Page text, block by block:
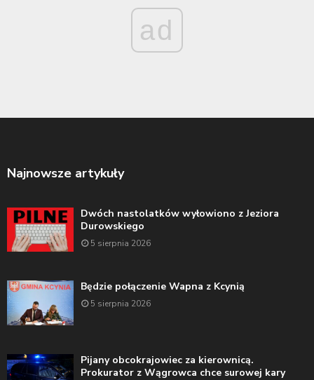
ad
Najnowsze artykuły
Dwóch nastolatków wyłowiono z Jeziora
Durowskiego
5 sierpnia 2026
Będzie połączenie Wapna z Kcynią
5 sierpnia 2026
Pijany obcokrajowiec za kierownicą.
Prokurator z Wągrowca chce surowej kary